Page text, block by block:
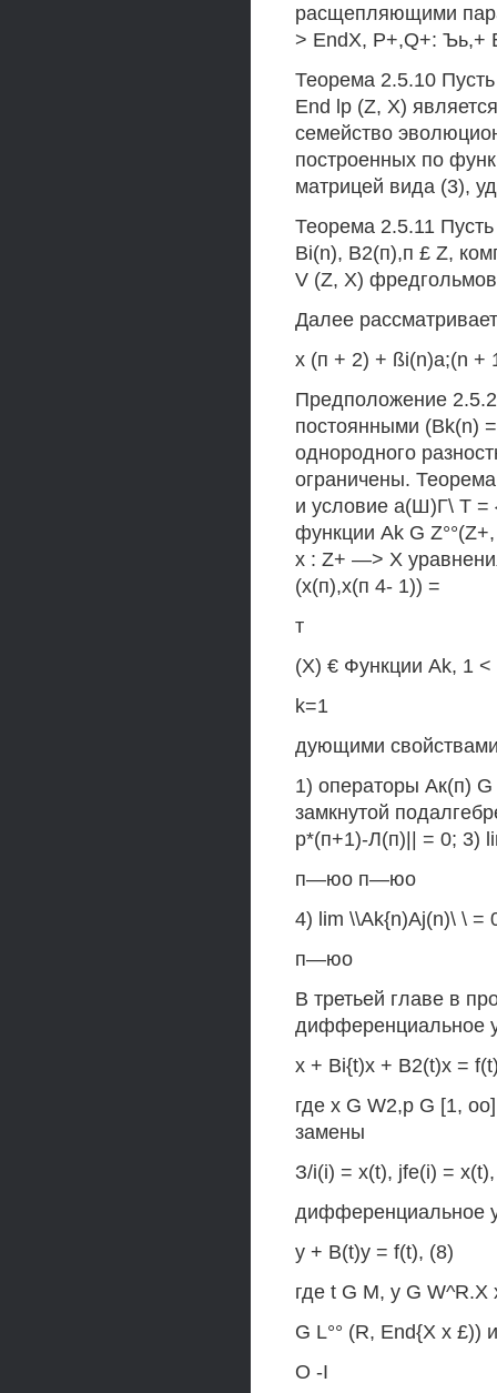
расщепляющими
> EndX, P+,Q+: Ъь,+
Теорема 2.5.10
End lp (Z, X)
семейство
построенных по
матрицей вида (3),
Теорема 2.5.11
Bi(n), В2(п),п £ Z,
V (Z, X)
Далее
х (п + 2) + ßi(n)a;(n +
Предположение
постоянными (Bk(n)
однородного
ограничены.
и условие а(Ш)Г\ Т =
функции Ak G
х : Z+ —> X
(х(п),х(п 4- 1)) =
т
(X) € Функции Ak, 1
k=1
дующими
1) операторы Ак(п)
замкнутой
р*(п+1)-Л(п)|| = 0; 3)
п—юо п—юо
4) lim \\Ak{n)Aj(n)\ \ =
п—юо
В третьей главе в
дифференциальное
х + Bi{t)x + B2(t)x =
где x G W2,p G [1,
замены
З/i(i) = x(t), jfe(i) =
дифференциальное
y + B(t)y = f(t), (8)
где t G М, у G
G L°° (R, End{X x £))
O -I